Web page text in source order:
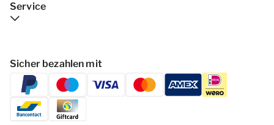
Service
Sicher bezahlen mit